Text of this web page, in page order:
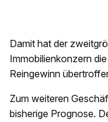
Damit hat der
Immobilienkonzern
Reingewinn
Zum weiteren
bisherige Prognose.